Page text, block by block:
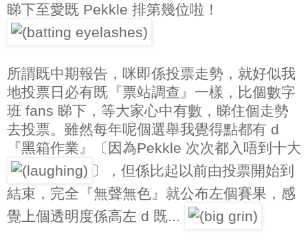
睇下至愛既 Pekkle 排第幾位啦！
所謂既中期報告，咪即係投票走勢，就好似我
地投票日必有既『票站調查』一樣，比個數字
班 fans 睇下，等大家心中有數，睇住個走勢
去投票。雖然每年呢個選舉我覺得點都有 d
『黑箱作業』〔因為Pekkle 次次都入唔到十大
〕，但係比起以前由投票開始到
結束，完全『無聲無色』就公布左個賽果，感
覺上個透明度係高左 d 既...